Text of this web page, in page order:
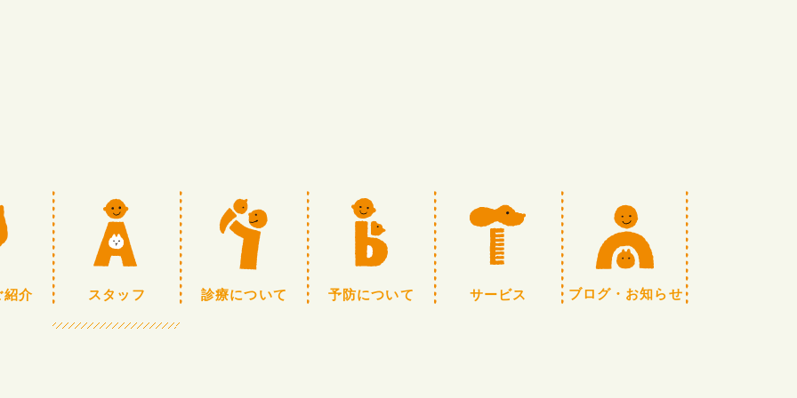
紹介 スタッフ 診療について 予防について サービス ブログ・お知らせ